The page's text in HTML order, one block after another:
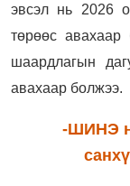
эвсэл нь 2026
төрөөс авахаар
шаардлагын
авахаар болжээ.
-ШИНЭ